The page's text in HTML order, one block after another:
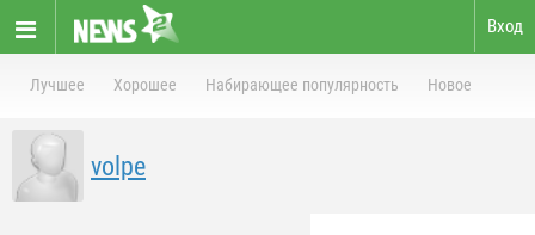
Вход
Лучшее Хорошее Набирающее популярность Новое
volpe